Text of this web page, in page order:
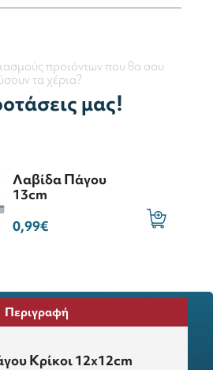
προιόντων που θα σου
τα χέρια?
μας!
Λαβίδα Πάγου
13cm
0,99€
Περιγραφή
Κρίκοι 12x12cm